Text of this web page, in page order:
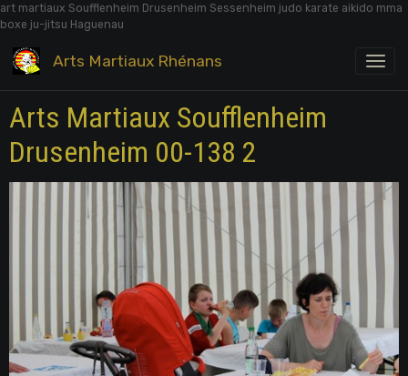
art martiaux Soufflenheim Drusenheim Sessenheim judo karate aikido mma
boxe ju-jitsu Haguenau
Arts Martiaux Rhénans
Arts Martiaux Soufflenheim
Drusenheim 00-138 2